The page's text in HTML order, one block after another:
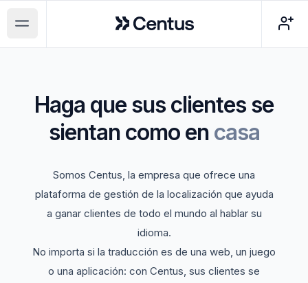
Open main menu
Centus
Haga que sus clientes se
sientan como en casa
Somos Centus, la empresa que ofrece una
plataforma de gestión de la localización que ayuda
a ganar clientes de todo el mundo al hablar su
idioma.
No importa si la traducción es de una web, un juego
o una aplicación: con Centus, sus clientes se